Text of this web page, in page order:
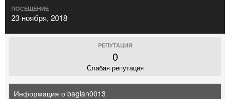
ПОСЕЩЕНИЕ
23 ноября, 2018
РЕПУТАЦИЯ
0
Слабая репутация
Информация о baglan0013